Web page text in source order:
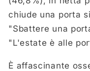
chiude una porta
"Sbattere una
"L'estate è alle
È affascinante